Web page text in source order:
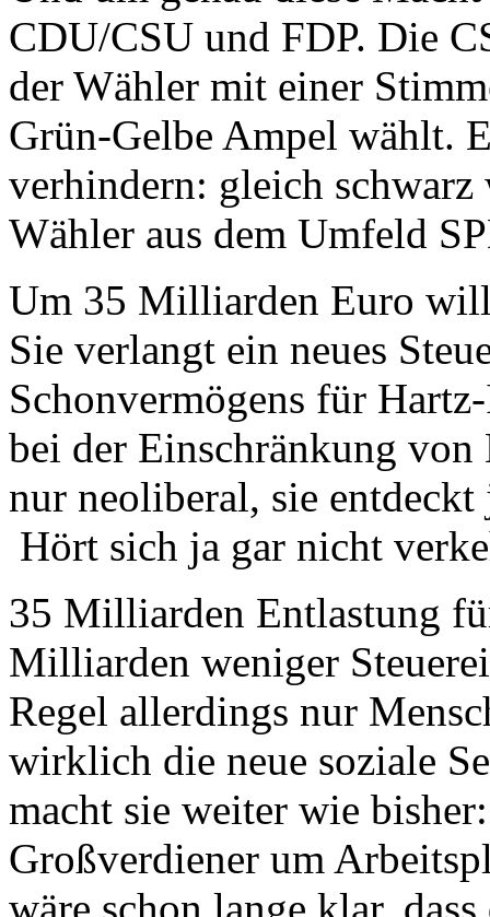
CDU/CSU und FDP. Die
der Wähler mit einer
Grün-Gelbe Ampel wählt.
verhindern: gleich
Wähler aus dem Umfeld
Um 35 Milliarden Euro
Sie verlangt ein neues
Schonvermögens für
bei der Einschränkung
nur neoliberal, sie
Hört sich ja gar nicht
35 Milliarden Entlastung
Milliarden weniger
Regel allerdings nur
wirklich die neue soziale
macht sie weiter wie
Großverdiener um
wäre schon lange klar,